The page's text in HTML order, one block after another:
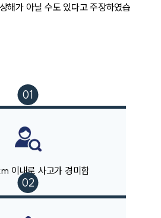
해가 아닐 수도 있다고 주장하였습
이내로 사고가 경미함